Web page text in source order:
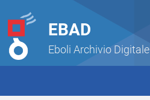
EBAD
Eboli Archivio Digitale